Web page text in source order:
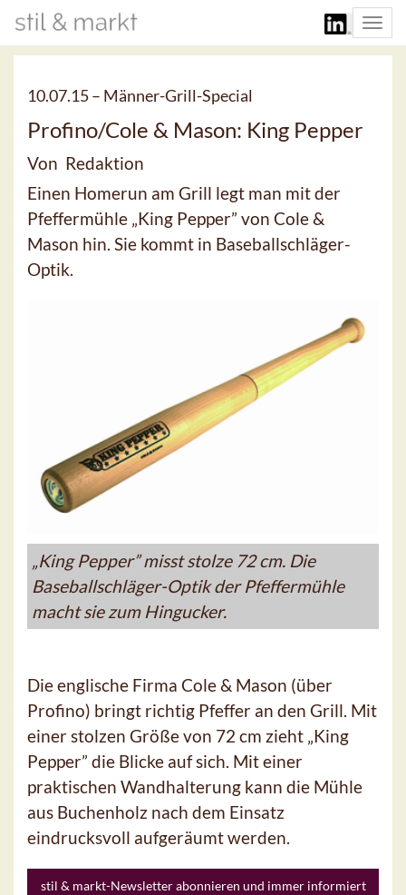
10.07.15 – Männer-Grill-Special
Profino/Cole & Mason: King Pepper
Von Redaktion
Einen Homerun am Grill legt man mit der
Pfeffermühle „King Pepper” von Cole &
Mason hin. Sie kommt in Baseballschläger-
Optik.
„King Pepper” misst stolze 72 cm. Die
Baseballschläger-Optik der Pfeffermühle
macht sie zum Hingucker.
Die englische Firma Cole & Mason (über
Profino) bringt richtig Pfeffer an den Grill. Mit
einer stolzen Größe von 72 cm zieht „King
Pepper” die Blicke auf sich. Mit einer
praktischen Wandhalterung kann die Mühle
aus Buchenholz nach dem Einsatz
eindrucksvoll aufgeräumt werden.
stil & markt-Newsletter abonnieren und immer informiert